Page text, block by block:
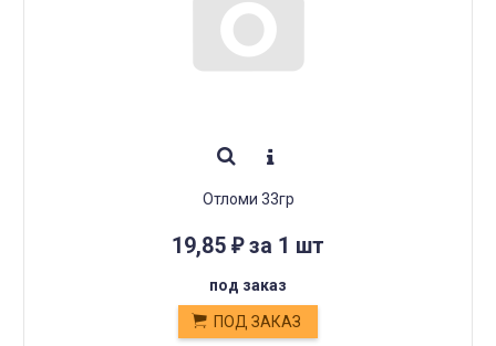
Отломи 33гр
19,85 ₽за 1 шт
под заказ
ПОД ЗАКАЗ